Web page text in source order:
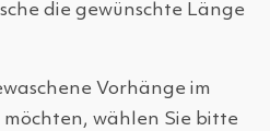
die gewünschte Länge
Vorhänge im
wählen Sie bitte